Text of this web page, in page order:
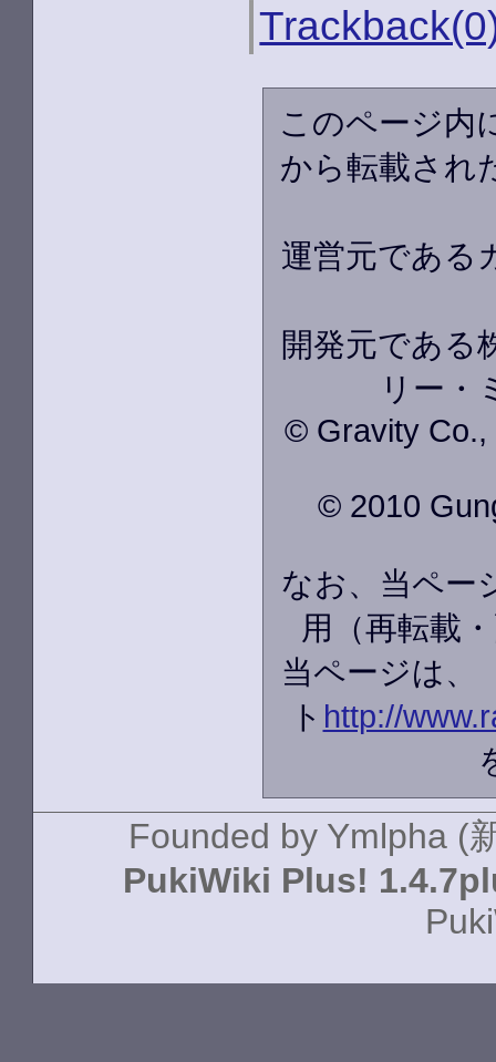
このページ内
から転載され
運営元である
開発元である
リー・
© Gravity Co.,
© 2010
なお、当ペー
用（再転載
当ページは、
ト http://
Founded by Ymlpha (
PukiWiki Plus!